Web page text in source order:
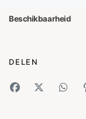
Beschikbaarheid
DELEN